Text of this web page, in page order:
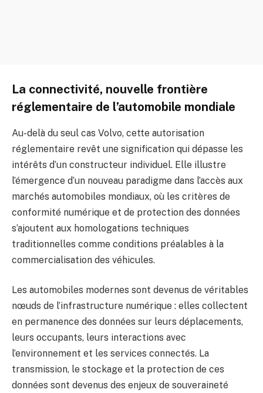
La connectivité, nouvelle frontière
réglementaire de l’automobile mondiale
Au-delà du seul cas Volvo, cette autorisation
réglementaire revêt une signification qui dépasse les
intérêts d’un constructeur individuel. Elle illustre
l’émergence d’un nouveau paradigme dans l’accès aux
marchés automobiles mondiaux, où les critères de
conformité numérique et de protection des données
s’ajoutent aux homologations techniques
traditionnelles comme conditions préalables à la
commercialisation des véhicules.
Les automobiles modernes sont devenus de véritables
nœuds de l’infrastructure numérique : elles collectent
en permanence des données sur leurs déplacements,
leurs occupants, leurs interactions avec
l’environnement et les services connectés. La
transmission, le stockage et la protection de ces
données sont devenus des enjeux de souveraineté